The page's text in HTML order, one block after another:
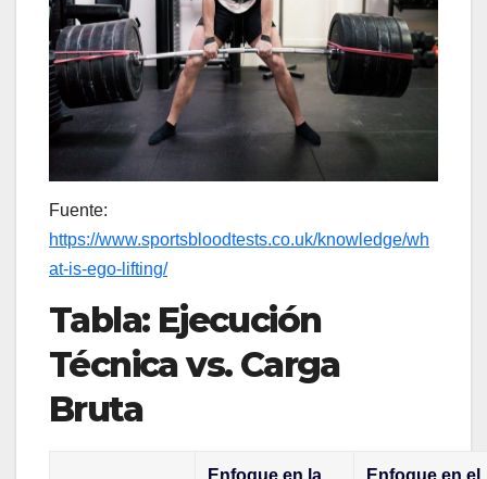
Fuente:
https://www.sportsbloodtests.co.uk/knowledge/wh
at-is-ego-lifting/
Tabla: Ejecución
Técnica vs. Carga
Bruta
Enfoque en la Enfoque en el